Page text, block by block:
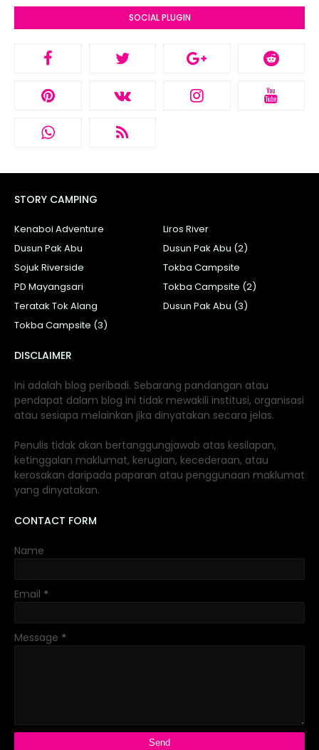
SOCIAL PLUGIN
STORY CAMPING
Kenaboi Adventure
Liros River
Dusun Pak Abu
Dusun Pak Abu (2)
Sojuk Riverside
Tokba Campsite
PD Mayangsari
Tokba Campsite (2)
Teratak Tok Alang
Dusun Pak Abu (3)
Tokba Campsite (3)
DISCLAIMER
Ini adalah blog peribadi. Sebarang pandangan atau
pendapat dalam blog ini tidak mewakili institusi, organisasi
atau sesiapa melainkan jika dinyatakan secara jelas.
Penulis tidak akan bertanggungjawab atas kesilapan,
ketinggalan maklumat, kerugian, kecederaan, atau
kerosakan daripada paparan atau penggunaan maklumat
yang dinyatakan.
CONTACT FORM
Name
Email *
Message *